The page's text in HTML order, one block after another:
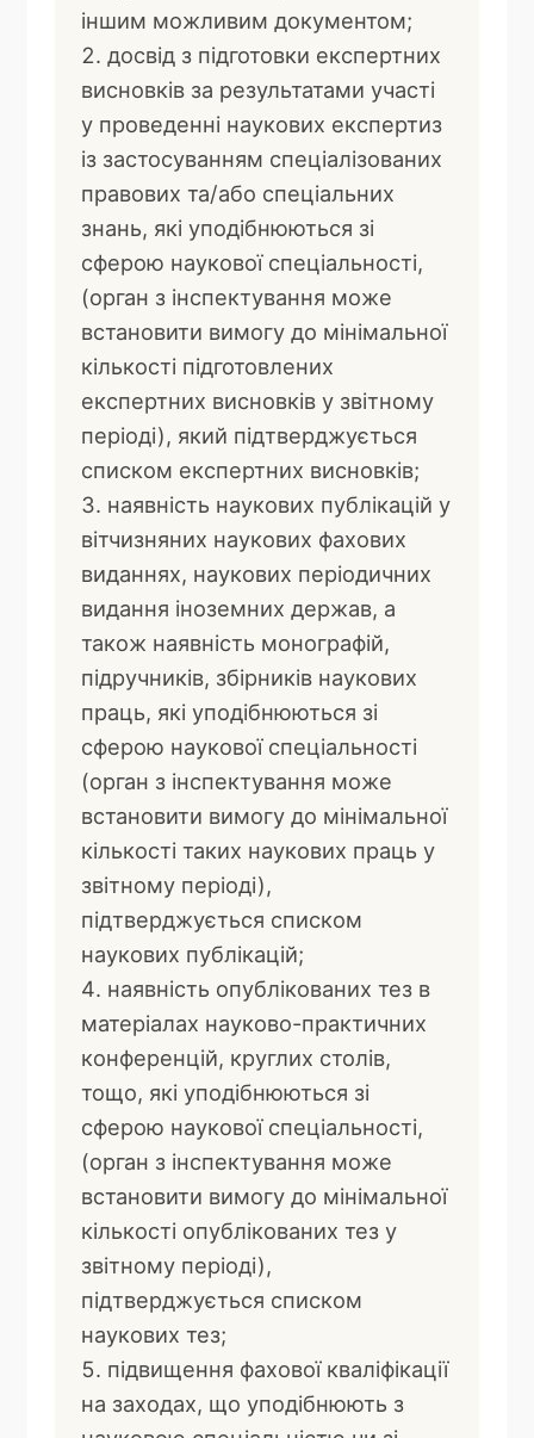
іншим можливим документом;
досвід з підготовки експертних
висновків за результатами участі
у проведенні наукових експертиз
із застосуванням спеціалізованих
правових та/або спеціальних
знань, які уподібнюються зі
сферою наукової спеціальності,
(орган з інспектування може
встановити вимогу до мінімальної
кількості підготовлених
експертних висновків у звітному
періоді), який підтверджується
списком експертних висновків;
наявність наукових публікацій у
вітчизняних наукових фахових
виданнях, наукових періодичних
видання іноземних держав, а
також наявність монографій,
підручників, збірників наукових
праць, які уподібнюються зі
сферою наукової спеціальності
(орган з інспектування може
встановити вимогу до мінімальної
кількості таких наукових праць у
звітному періоді),
підтверджується списком
наукових публікацій;
наявність опублікованих тез в
матеріалах науково-практичних
конференцій, круглих столів,
тощо, які уподібнюються зі
сферою наукової спеціальності,
(орган з інспектування може
встановити вимогу до мінімальної
кількості опублікованих тез у
звітному періоді),
підтверджується списком
наукових тез;
підвищення фахової кваліфікації
на заходах, що уподібнюють з